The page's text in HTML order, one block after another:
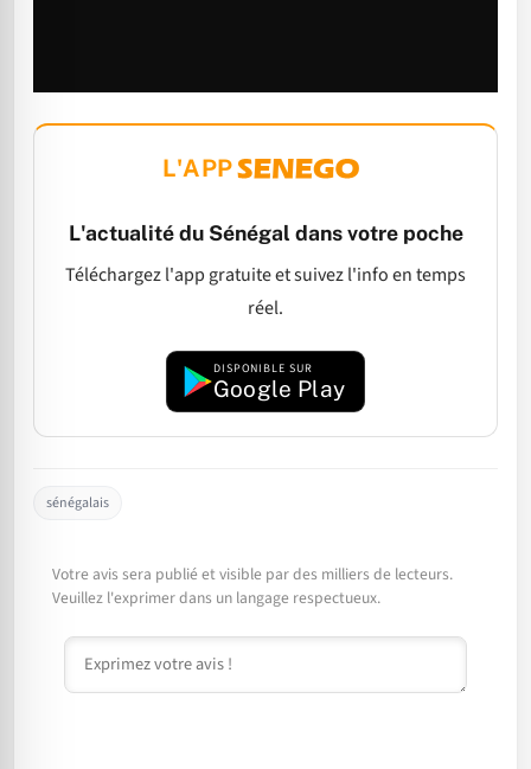
L'APP
L'actualité du Sénégal dans votre poche
Téléchargez l'app gratuite et suivez l'info en temps
réel.
DISPONIBLE SUR
Google Play
sénégalais
Votre avis sera publié et visible par des milliers de lecteurs.
Veuillez l'exprimer dans un langage respectueux.
Commentaire